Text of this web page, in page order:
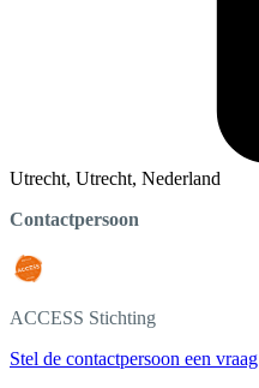
Utrecht, Utrecht, Nederland
Contactpersoon
ACCESS Stichting
Stel de contactpersoon een vraag